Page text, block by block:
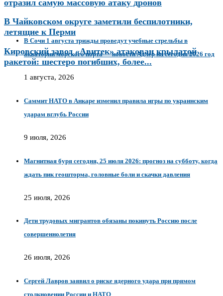
отразил самую массовую атаку дронов
В Чайковском округе заметили беспилотники,
летящие к Перми
Кировский завод «Авитек» атакован крылатой
ракетой: шестеро погибших, более...
В Сочи 1 августа трижды проведут учебные стрельбы в
акватории морского порта — новости Адлер на сегодня 2026 год
1 августа, 2026
Саммит НАТО в Анкаре изменил правила игры по украинским
ударам вглубь России
9 июля, 2026
Магнитная буря сегодня, 25 июля 2026: прогноз на субботу, когда
ждать пик геошторма, головные боли и скачки давления
25 июля, 2026
Дети трудовых мигрантов обязаны покинуть Россию после
совершеннолетия
26 июля, 2026
Сергей Лавров заявил о риске ядерного удара при прямом
столкновении России и НАТО